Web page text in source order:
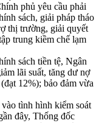
phủ yêu cầu phải
sách, giải pháp tháo
thị trường, giải quyết
trung kiềm chế lạm
sách tiền tệ, Ngân
lãi suất, tăng dư nợ
12%); bảo đảm vừa
tình hình kiểm soát
đây, Thống đốc